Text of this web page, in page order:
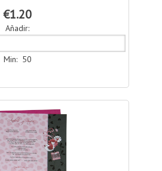
€1.20
Añadir:
Min: 50